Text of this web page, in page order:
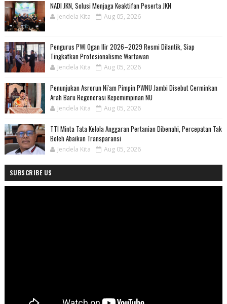
NADI JKN, Solusi Menjaga Keaktifan Peserta JKN
Jendela Kita Aug 05, 2026
Pengurus PWI Ogan Ilir 2026–2029 Resmi Dilantik, Siap
Tingkatkan Profesionalisme Wartawan
Jendela Kita Aug 05, 2026
Penunjukan Asrorun Ni'am Pimpin PWNU Jambi Disebut Cerminkan
Arah Baru Regenerasi Kepemimpinan NU
Jendela Kita Aug 05, 2026
TTI Minta Tata Kelola Anggaran Pertanian Dibenahi, Percepatan Tak
Boleh Abaikan Transparansi
Jendela Kita Aug 05, 2026
SUBSCRIBE US